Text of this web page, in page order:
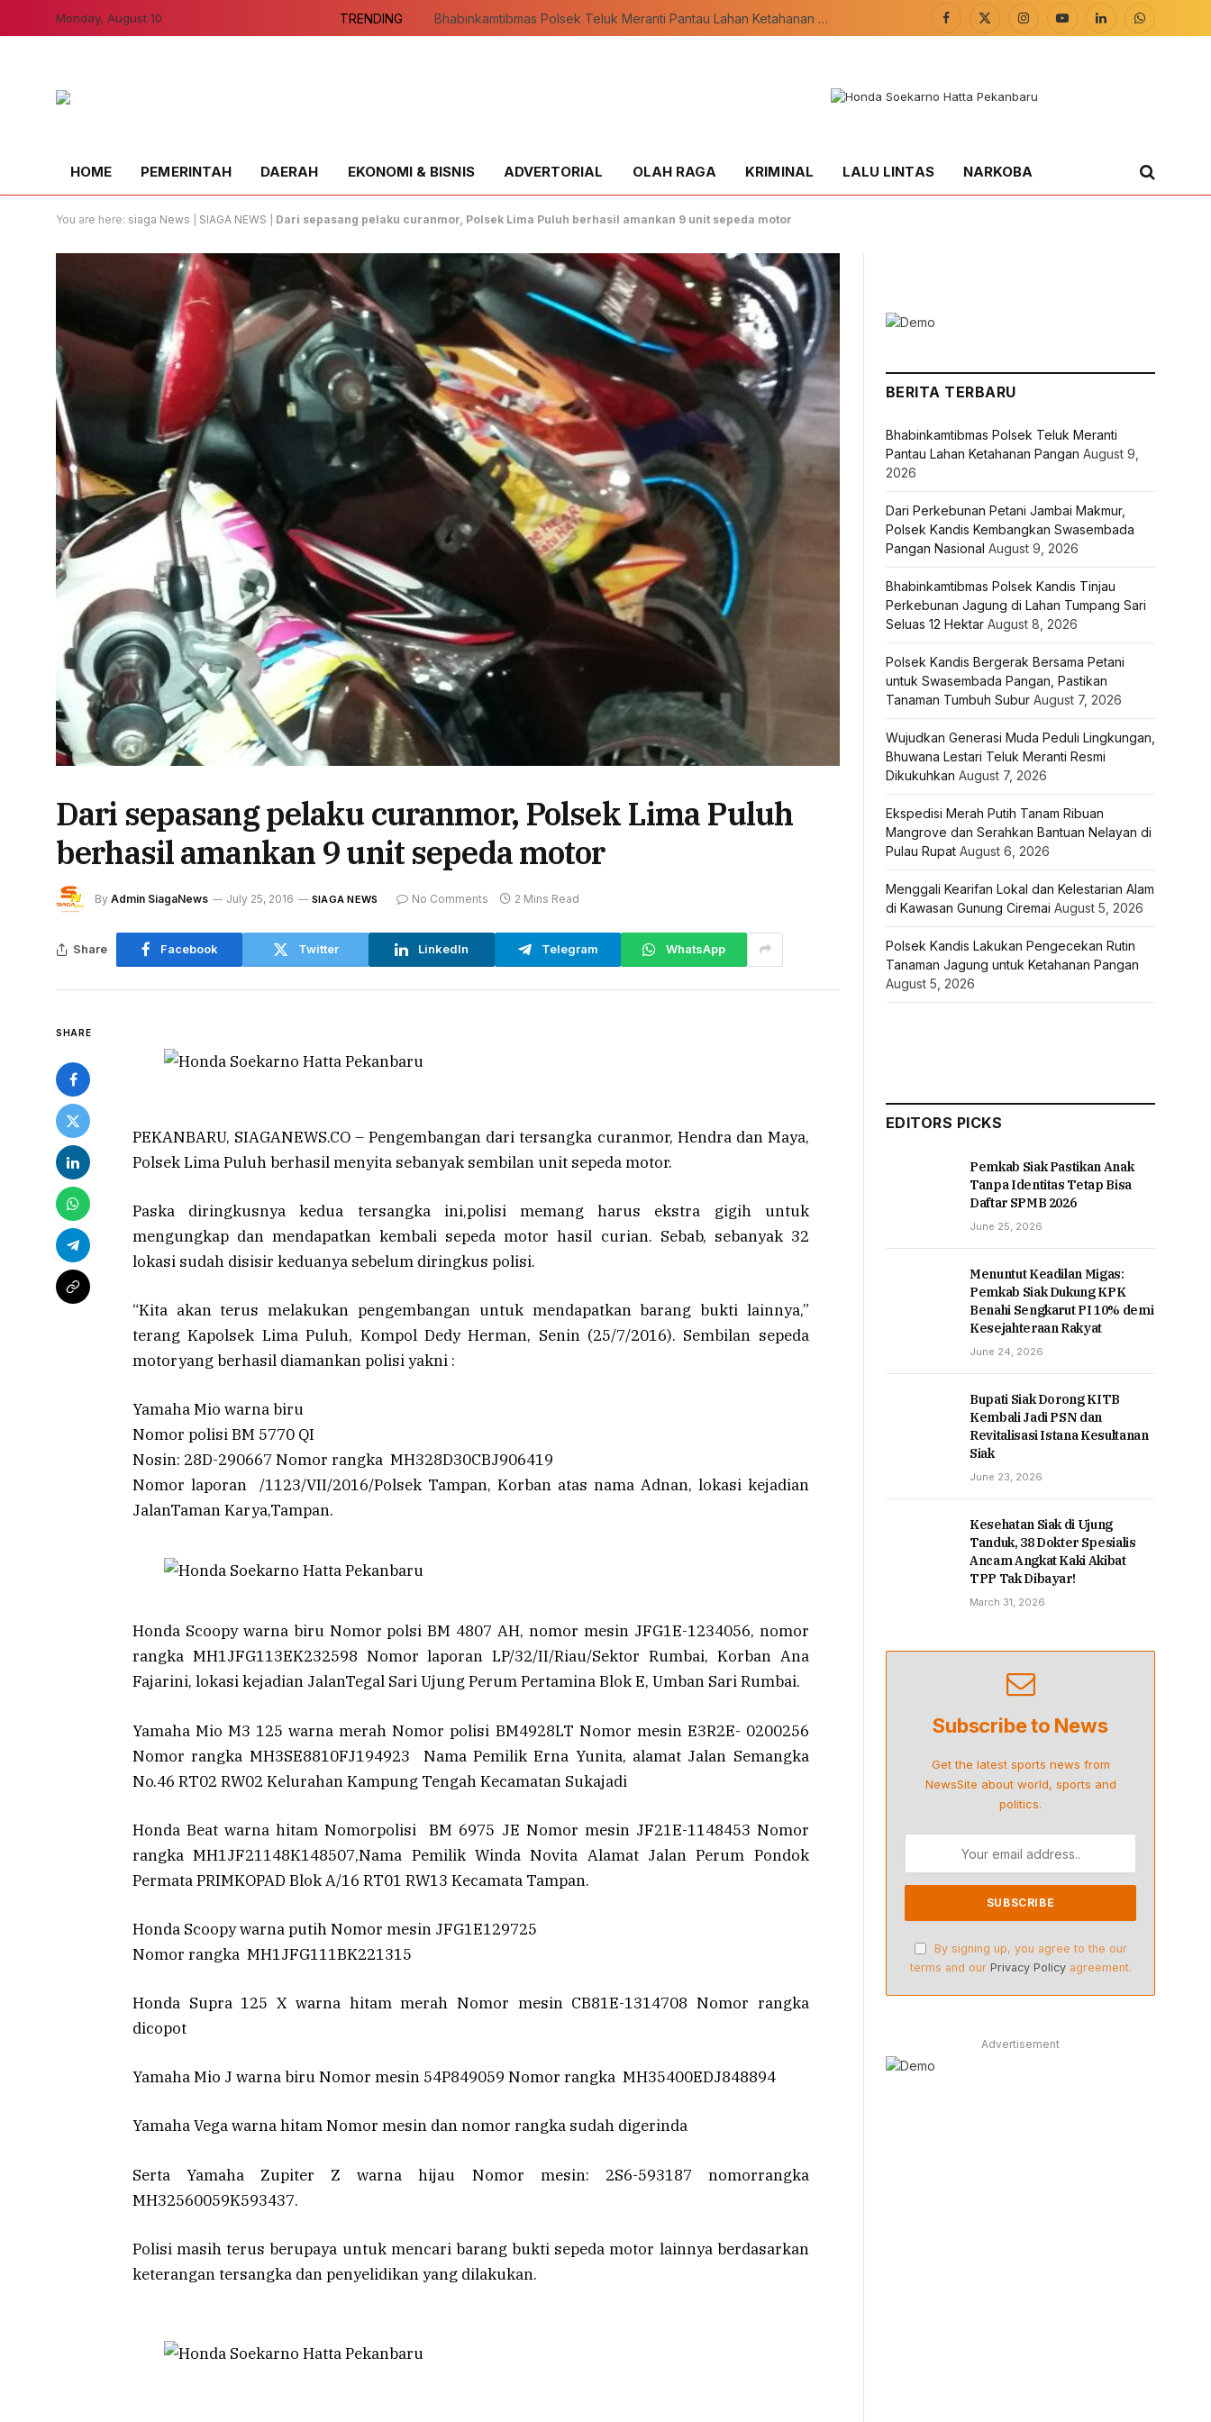
Monday, August 10 TRENDING Bhabinkamtibmas Polsek Teluk Meranti Pantau Lahan Ketahanan Pangan
Facebook
X
InstagramYouTubeLinkedInWhatsApp
HOME PEMERINTAH DAERAH EKONOMI & BISNIS ADVERTORIAL OLAH RAGA KRIMINAL LALU LINTAS NARKOBA
You are here: siaga News SIAGA NEWS Dari sepasang pelaku curanmor, Polsek Lima Puluh berhasil amankan 9 unit sepeda motor
Dari sepasang pelaku curanmor, Polsek Lima Puluh
berhasil amankan 9 unit sepeda motor
By Admin SiagaNews July 25, 2016 SIAGA NEWS No Comments 2 Mins Read
Share Facebook Twitter LinkedIn Telegram WhatsApp
SHARE
PEKANBARU, SIAGANEWS.CO – Pengembangan dari tersangka curanmor, Hendra dan Maya,
Polsek Lima Puluh berhasil menyita sebanyak sembilan unit sepeda motor.
Paska diringkusnya kedua tersangka ini,polisi memang harus ekstra gigih untuk
mengungkap dan mendapatkan kembali sepeda motor hasil curian. Sebab, sebanyak 32
lokasi sudah disisir keduanya sebelum diringkus polisi.
“Kita akan terus melakukan pengembangan untuk mendapatkan barang bukti lainnya,”
terang Kapolsek Lima Puluh, Kompol Dedy Herman, Senin (25/7/2016). Sembilan sepeda
motoryang berhasil diamankan polisi yakni :
‎Yamaha Mio warna biru
Nomor polisi BM 5770 QI
Nosin: 28D-290667 Nomor rangka MH328D30CBJ906419
Nomor laporan /1123/VII/2016/Polsek Tampan, Korbanatas nama Adnan, lokasi kejadian
JalanTaman Karya,Tampan.
‎Honda Scoopy warna biru Nomor polsi BM 4807 AH, nomor mesin JFG1E-1234056, nomor
rangka MH1JFG113EK232598 Nomor laporan LP/32/II/Riau/Sektor Rumbai, Korban Ana
Fajarini, lokasi kejadian JalanTegal Sari Ujung PerumPertaminaBlok E, Umban Sari Rumbai.
Yamaha Mio M3 125 warna merah Nomor polisi BM4928LT Nomor mesin E3R2E- 0200256
Nomor rangka MH3SE8810FJ194923 Nama Pemilik Erna Yunita, alamat Jalan Semangka
No.46 RT02 RW02 Kelurahan Kampung Tengah Kecamatan Sukajadi
Honda Beat warna hitam Nomorpolisi BM 6975 JE Nomor mesin JF21E-1148453 Nomor
rangka MH1JF21148K148507,Nama Pemilik Winda Novita Alamat Jalan Perum Pondok
Permata PRIMKOPAD Blok A/16 RT01 RW13 Kecamata Tampan.
Honda Scoopy warna putih Nomor mesin JFG1E129725
Nomor rangka MH1JFG111BK221315
Honda Supra 125 X warna hitam merah Nomor mesin CB81E-1314708 Nomor rangka
dicopot
Yamaha Mio J warna biru Nomor mesin 54P849059 Nomor rangka MH35400EDJ848894
Yamaha Vega warna hitam Nomor mesin dan nomor rangka sudah digerinda‎
Serta ‎Yamaha Zupiter Z warna hijau Nomor mesin: 2S6-593187 nomorrangka
MH32560059K593437.
Polisi masih terus berupaya untuk mencari barang bukti sepeda motor lainnya berdasarkan
keterangan tersangka dan penyelidikan yang dilakukan.
BERITA TERBARU
Bhabinkamtibmas Polsek Teluk Meranti
Pantau Lahan Ketahanan Pangan August 9,
2026
Dari Perkebunan Petani Jambai Makmur,
Polsek Kandis Kembangkan Swasembada
Pangan Nasional August 9, 2026
Bhabinkamtibmas Polsek Kandis Tinjau
Perkebunan Jagung di Lahan Tumpang Sari
Seluas 12 Hektar August 8, 2026
Polsek Kandis Bergerak Bersama Petani
untuk Swasembada Pangan, Pastikan
Tanaman Tumbuh Subur August 7, 2026
Wujudkan Generasi Muda Peduli Lingkungan,
Bhuwana Lestari Teluk Meranti Resmi
Dikukuhkan August 7, 2026
Ekspedisi Merah Putih Tanam Ribuan
Mangrove dan Serahkan Bantuan Nelayan di
Pulau Rupat August 6, 2026
Menggali Kearifan Lokal dan Kelestarian Alam
di Kawasan Gunung Ciremai August 5, 2026
Polsek Kandis Lakukan Pengecekan Rutin
Tanaman Jagung untuk Ketahanan Pangan
August 5, 2026
EDITORS PICKS
Pemkab Siak Pastikan Anak
Tanpa Identitas Tetap Bisa
Daftar SPMB 2026
June 25, 2026
Menuntut Keadilan Migas:
Pemkab Siak Dukung KPK
Benahi Sengkarut PI 10% demi
Kesejahteraan Rakyat
June 24, 2026
Bupati Siak Dorong KITB
Kembali Jadi PSN dan
Revitalisasi Istana Kesultanan
Siak
June 23, 2026
Kesehatan Siak di Ujung
Tanduk, 38 Dokter Spesialis
Ancam Angkat Kaki Akibat
TPP Tak Dibayar!
March 31, 2026
Subscribe to News
Get the latest sports news from
NewsSite about world, sports and
politics.
By signing up, you agree to the our
terms and our Privacy Policyagreement.
Advertisement